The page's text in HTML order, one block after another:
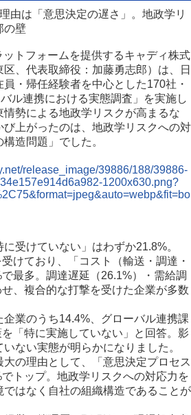
由は「意思決定の遅さ」。地政学リ
の壁
トフォームを提供するキャディ株式
、代表取締役：加藤勇志郎）は、日
・帰任経験者を中心とした170社・
ル連携における実態調査」を実施し
情勢による地政学リスクが高まるな
上がったのは、地政学リスクへの対
造問題」でした。
release_image/39886/188/39886-
1200x630.png?
受けていない」はわずか21.8%。
けており、「コスト（輸送・調達・
最多。調達遅延（26.1%）・需給調
、複合的な打撃を受けた企業が多数
企業のうち14.4%、グローバル連携課
「特に実施していない」と回答。影
ない実態が明らかになりました。
大の理由として、「意思決定プロセス
トップ。地政学リスクへの対応力を
はなく自社の組織構造であることが